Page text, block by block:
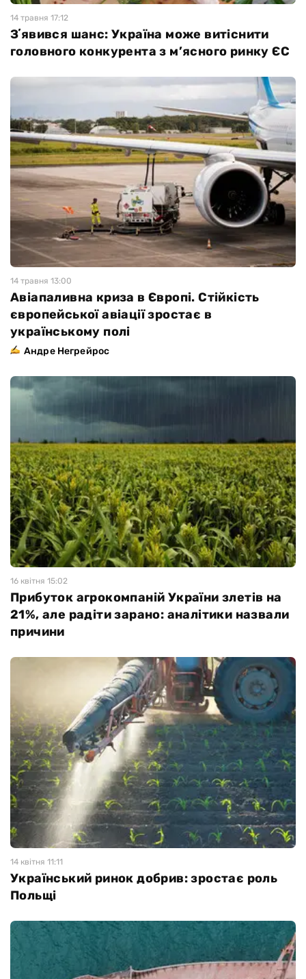
14 травня 17:12
Зʼявився шанс: Україна може витіснити
головного конкурента з м’ясного ринку ЄС
14 травня 13:00
Авіапаливна криза в Європі. Стійкість
європейської авіації зростає в
українському полі
Андре Негрейрос
16 квiтня 15:02
Прибуток агрокомпаній України злетів на
21%, але радіти зарано: аналітики назвали
причини
14 квiтня 11:11
Український ринок добрив: зростає роль
Польщі